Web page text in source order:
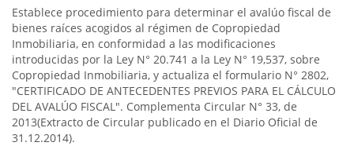
Establece procedimiento para determinar el avalúo fiscal de
bienes raíces acogidos al régimen de Copropiedad
Inmobiliaria, en conformidad a las modificaciones
introducidas por la Ley N° 20.741 a la Ley N° 19,537, sobre
Copropiedad Inmobiliaria, y actualiza el formulario N° 2802,
"CERTIFICADO DE ANTECEDENTES PREVIOS PARA EL CÁLCULO
DEL AVALÚO FISCAL". Complementa Circular N° 33, de
2013(Extracto de Circular publicado en el Diario Oficial de
31.12.2014).